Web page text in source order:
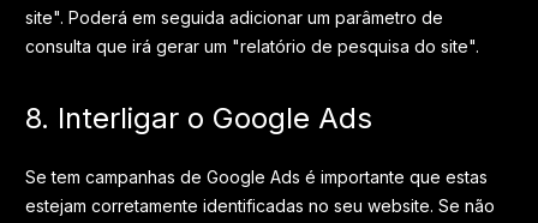
site". Poderá em seguida adicionar um parâmetro de
consulta que irá gerar um "relatório de pesquisa do site".
8. Interligar o Google Ads
Se tem campanhas de Google Ads é importante que estas
estejam corretamente identificadas no seu website. Se não